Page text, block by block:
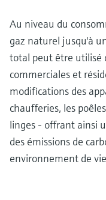
Au niveau du
gaz naturel jusqu'à
total peut être utilisé
commerciales et
modifications des
chaufferies, les
linges - offrant ainsi
des émissions de
environnement de